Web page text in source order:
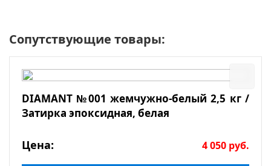
Сопутствующие товары:
DIAMANT №001 жемчужно-белый 2,5 кг /
Затирка эпоксидная, белая
Цена: 4 050 руб.